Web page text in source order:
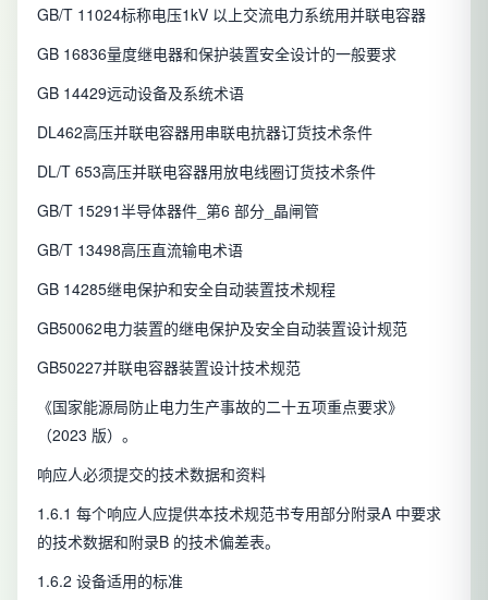
GB/T 11024标称电压1kV 以上交流电力系统用并联电容器
GB 16836量度继电器和保护装置安全设计的一般要求
GB 14429远动设备及系统术语
DL462高压并联电容器用串联电抗器订货技术条件
DL/T 653高压并联电容器用放电线圈订货技术条件
GB/T 15291半导体器件_第6 部分_晶闸管
GB/T 13498高压直流输电术语
GB 14285继电保护和安全自动装置技术规程
GB50062电力装置的继电保护及安全自动装置设计规范
GB50227并联电容器装置设计技术规范
《国家能源局防止电力生产事故的二十五项重点要求》
（2023 版）。
响应人必须提交的技术数据和资料
1.6.1 每个响应人应提供本技术规范书专用部分附录A 中要求
的技术数据和附录B 的技术偏差表。
1.6.2 设备适用的标准